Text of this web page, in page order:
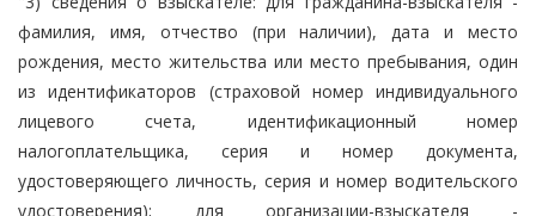
фамилия, имя, отчество (при наличии), дата и место
рождения, место жительства или место пребывания, один
из идентификаторов (страховой номер индивидуального
лицевого счета, идентификационный номер
налогоплательщика, серия и номер документа,
удостоверяющего личность, серия и номер водительского
удостоверения); для организации-взыскателя -